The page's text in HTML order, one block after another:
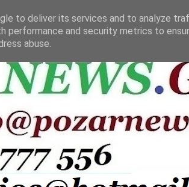
to deliver its services and to analyze
performance and security metrics to
abuse.